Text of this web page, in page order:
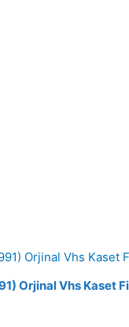
Orjinal Vhs Kaset